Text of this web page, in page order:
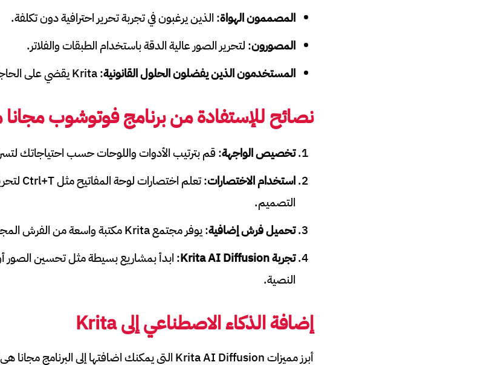
المصممون الهواة: الذين يرغبون في تجربة تحرير احترافية دون تكلفة.
المصورون: لتحرير الصور عالية الدقة باستخدام الطبقات والفلاتر.
المستخدمون الذين يفضلون الحلول القانونية: Krita يقضي على الحاجة إلى الكراك أو النسخ المقرصنة.
نصائح للإستفادة من برنامج فوتوشوب
تخصيص الواجهة: قم بترتيب الأدوات واللوحات حسب احتياجاتك
استخدام الاختصارات
التصميم.
تحميل فرش إضافية: يوفر مجتمع Krita مكتبة واسعة من الفرش المجانية.
تجربةKrita AI Diffusion: ابدأ بمشاريع بسيطة مثل تحسين الصور
النصية.
إضافة الذكاء الاصطناعي إلى Krita
أبرز مميزات Krita AI Diffusion التي يمكنك اضافتها إلى البرنامج مجانا هي كالتالي: